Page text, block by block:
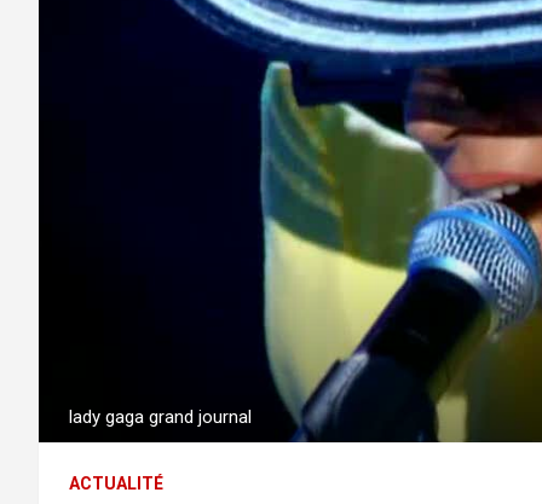
lady gaga grand journal
ACTUALITÉ